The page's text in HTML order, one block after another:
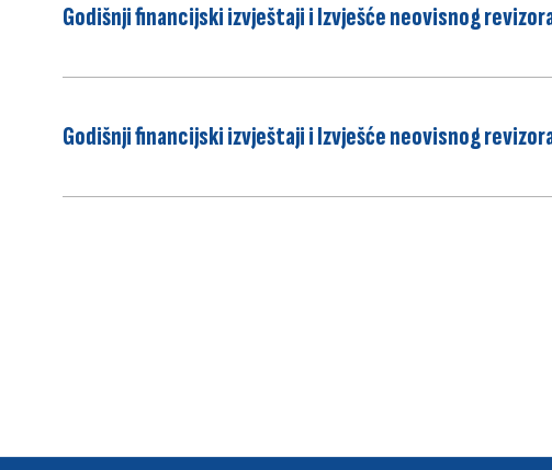
Godišnji financijski izvještaji i Izvješće neovisnog
Godišnji financijski izvještaji i Izvješće neovisnog